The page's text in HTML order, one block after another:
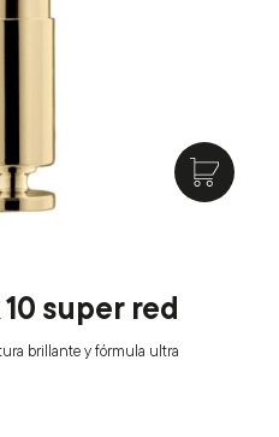
super red
brillante y fórmula ultra